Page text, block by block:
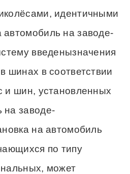
идентичными
на заводе-
введенызначения
шинах в соответствии
и шин, установленных
на заводе-
на автомобиль
по типу
может